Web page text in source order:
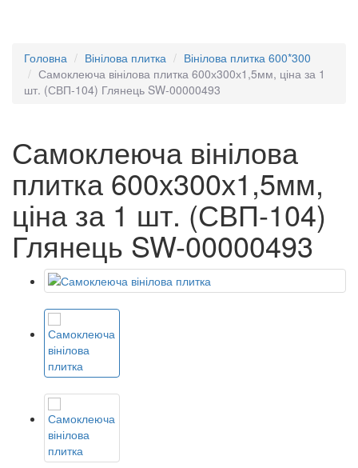
Головна Вінілова плитка
Вінілова плитка 600*300
Самоклеюча вінілова плитка 600х300х1,5мм, ціна за 1
шт. (СВП-104) Глянець SW-00000493
Самоклеюча вінілова
плитка 600х300х1,5мм,
ціна за 1 шт. (СВП-104)
Глянець SW-00000493